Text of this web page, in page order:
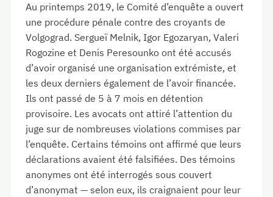
Au printemps 2019, le Comité d’enquête a ouvert
une procédure pénale contre des croyants de
Volgograd. Sergueï Melnik, Igor Egozaryan, Valeri
Rogozine et Denis Peresounko ont été accusés
d’avoir organisé une organisation extrémiste, et
les deux derniers également de l’avoir financée.
Ils ont passé de 5 à 7 mois en détention
provisoire. Les avocats ont attiré l’attention du
juge sur de nombreuses violations commises par
l’enquête. Certains témoins ont affirmé que leurs
déclarations avaient été falsifiées. Des témoins
anonymes ont été interrogés sous couvert
d’anonymat — selon eux, ils craignaient pour leur